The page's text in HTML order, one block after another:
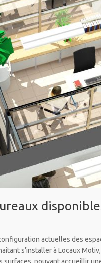
actuelles des
s’installer à Locaux